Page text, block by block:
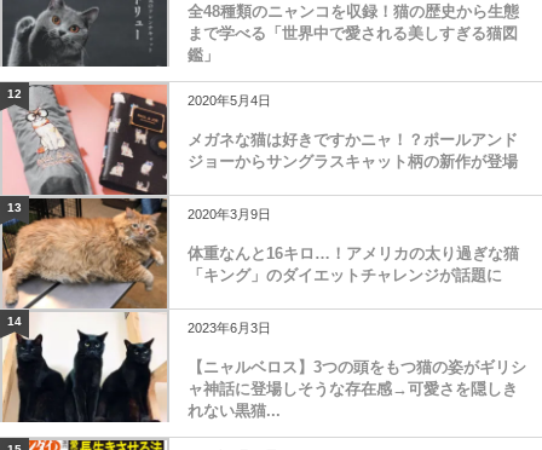
全48種類のニャンコを収録！猫の歴史から生態
まで学べる「世界中で愛される美しすぎる猫図
鑑」
12 2020年5月4日
メガネな猫は好きですかニャ！？ポールアンド
ジョーからサングラスキャット柄の新作が登場
13 2020年3月9日
体重なんと16キロ…！アメリカの太り過ぎな猫
「キング」のダイエットチャレンジが話題に
14 2023年6月3日
【ニャルベロス】3つの頭をもつ猫の姿がギリシ
ャ神話に登場しそうな存在感→可愛さを隠しき
れない黒猫...